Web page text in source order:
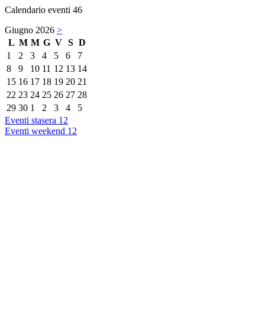
Calendario eventi 46
Giugno 2026 >
L M M G V S D
1
2 3 4 5 6
7
8
9 10 11 12 13 14
15 16 17 18 19 20 21
22 23 24 25 26 27 28
29 30 1 2 3 4
5
Eventi stasera 12
Eventi weekend 12